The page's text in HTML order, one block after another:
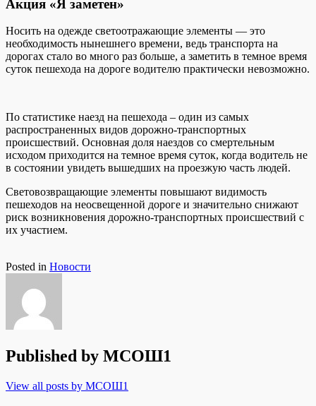
Акция «Я заметен»
Носить на одежде светоотражающие элементы — это
необходимость нынешнего времени, ведь транспорта на
дорогах стало во много раз больше, а заметить в темное время
суток пешехода на дороге водителю практически невозможно.
По статистике наезд на пешехода – один из самых
распространенных видов дорожно-транспортных
происшествий. Основная доля наездов со смертельным
исходом приходится на темное время суток, когда водитель не
в состоянии увидеть вышедших на проезжую часть людей.
Световозвращающие элементы повышают видимость
пешеходов на неосвещенной дороге и значительно снижают
риск возникновения дорожно-транспортных происшествий с
их участием.
Posted in Новости
Published by МСОШ1
View all posts by МСОШ1